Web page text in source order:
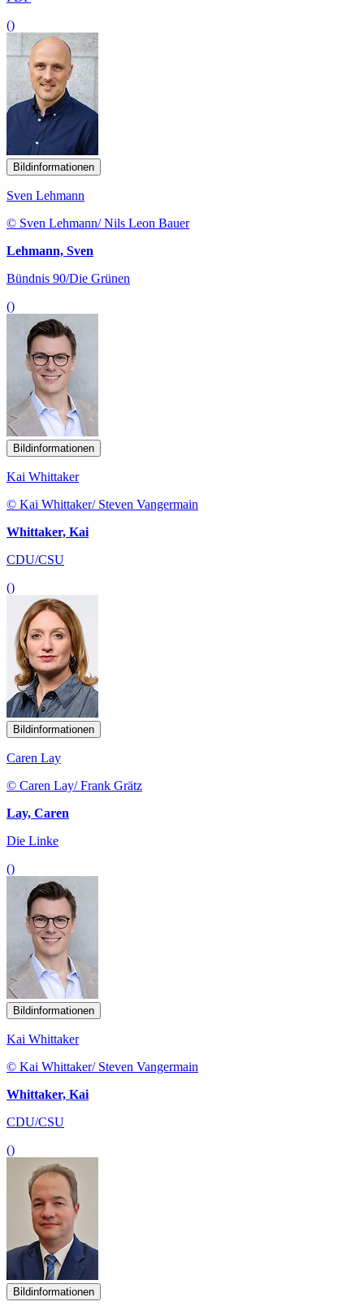
()
Bildinformationen
Sven Lehmann
© Sven Lehmann/ Nils Leon Bauer
Lehmann, Sven
Bündnis 90/Die Grünen
()
Bildinformationen
Kai Whittaker
© Kai Whittaker/ Steven Vangermain
Whittaker, Kai
CDU/CSU
()
Bildinformationen
Caren Lay
© Caren Lay/ Frank Grätz
Lay, Caren
Die Linke
()
Bildinformationen
Kai Whittaker
© Kai Whittaker/ Steven Vangermain
Whittaker, Kai
CDU/CSU
()
Bildinformationen